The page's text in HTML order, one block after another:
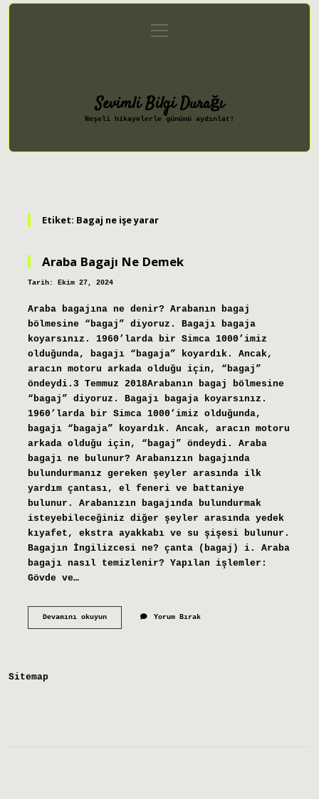
Gizlilik Politikası
menüyü
aç
Sevimli Bilgi Durağı
Neşeli hikayelerle gününü aydınlat!
Etiket: Bagaj ne işe yarar
Araba Bagajı Ne Demek
Tarih: Ekim 27, 2024
Araba bagajına ne denir? Arabanın bagaj
bölmesine “bagaj” diyoruz. Bagajı bagaja
koyarsınız. 1960’larda bir Simca 1000’imiz
olduğunda, bagajı “bagaja” koyardık. Ancak,
aracın motoru arkada olduğu için, “bagaj”
öndeydi.3 Temmuz 2018Arabanın bagaj bölmesine
“bagaj” diyoruz. Bagajı bagaja koyarsınız.
1960’larda bir Simca 1000’imiz olduğunda,
bagajı “bagaja” koyardık. Ancak, aracın motoru
arkada olduğu için, “bagaj” öndeydi. Araba
bagajı ne bulunur? Arabanızın bagajında ​​
bulundurmanız gereken şeyler arasında ilk
yardım çantası, el feneri ve battaniye
bulunur. Arabanızın bagajında ​​bulundurmak
isteyebileceğiniz diğer şeyler arasında yedek
kıyafet, ekstra ayakkabı ve su şişesi bulunur.
Bagajın İngilizcesi ne? çanta (bagaj) i. Araba
bagajı nasıl temizlenir? Yapılan işlemler:
Gövde ve…
Devamını okuyunAraba
Yorum Bırak
Sitemap